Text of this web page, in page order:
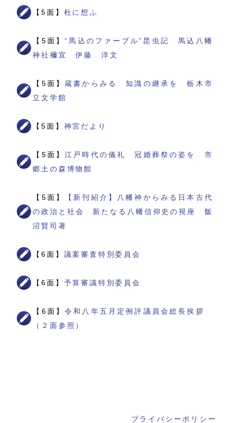
【5面】 杜に想ふ
【5面】“馬込のファーブル”昆虫記 馬込八幡
神社禰宜 伊藤 洋文
【5面】蔵書からみる 知識の継承を 栃木市
立文学館
【5面】 神宮だより
【5面】江戸時代の儀礼 冠婚葬祭の姿を 市
郷土の森博物館
【5面】
【新刊紹介】八幡神からみる日本古代
の政治と社会 新たなる八幡信仰史の視座 飯
沼賢司著
【6面】 議案審査特別委員会
【6面】 予算審議特別委員会
【6面】令和八年五月定例評議員会総長挨拶
（２面参照）
プライバシーポリシー